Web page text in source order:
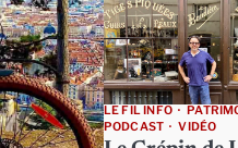
LE FIL INFO
PODCAST
VIDÉO